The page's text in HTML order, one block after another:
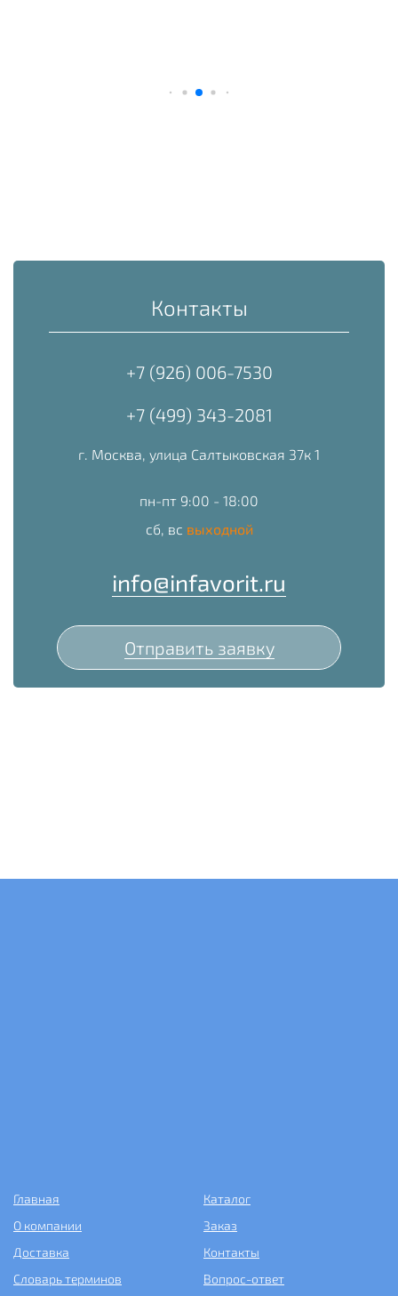
Контакты
+7 (926) 006-7530
+7 (499) 343-2081
г. Москва, улица Салтыковская 37к 1
пн-пт 9:00 - 18:00
сб, вс выходной
info@infavorit.ru
Отправить заявку
Главная
Каталог
О компании
Заказ
Доставка
Контакты
Словарь терминов
Вопрос-ответ